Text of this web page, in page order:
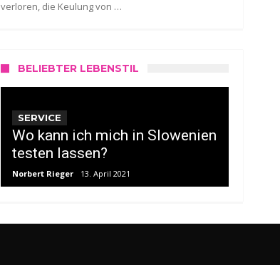
verloren, die Keulung von …
BELIEBTER LEBENSTIL
SERVICE
Wo kann ich mich in Slowenien
testen lassen?
Norbert Rieger 13. April 2021